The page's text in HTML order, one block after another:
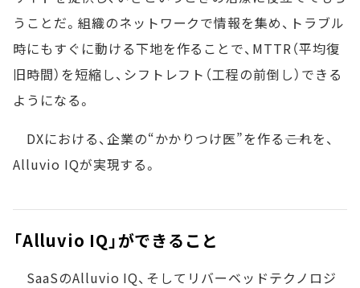
うことだ。組織のネットワークで情報を集め、トラブル
時にもすぐに動ける下地を作ることで、MTTR（平均復
旧時間）を短縮し、シフトレフト（工程の前倒し）できる
ようになる。
DXにおける、企業の“かかりつけ医”を作る――これを、
Alluvio IQが実現する。
「Alluvio IQ」ができること
SaaSのAlluvio IQ、そしてリバーベッドテクノロジ